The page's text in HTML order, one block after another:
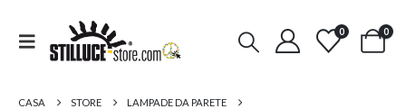
0 0
CASA STORE
LAMPADE DA PARETE